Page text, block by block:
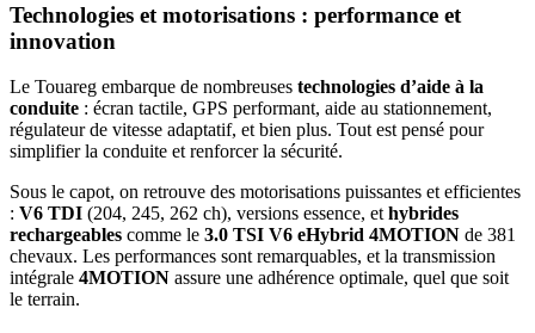
Technologies et motorisations : performance et
innovation
Le Touareg embarque de nombreuses technologies d’aide à la
conduite : écran tactile, GPS performant, aide au stationnement,
régulateur de vitesse adaptatif, et bien plus. Tout est pensé pour
simplifier la conduite et renforcer la sécurité.
Sous le capot, on retrouve des motorisations puissantes et efficientes
: V6 TDI (204, 245, 262 ch), versions essence, et hybrides
rechargeables comme le 3.0 TSI V6 eHybrid 4MOTION de 381
chevaux. Les performances sont remarquables, et la transmission
intégrale 4MOTION assure une adhérence optimale, quel que soit
le terrain.